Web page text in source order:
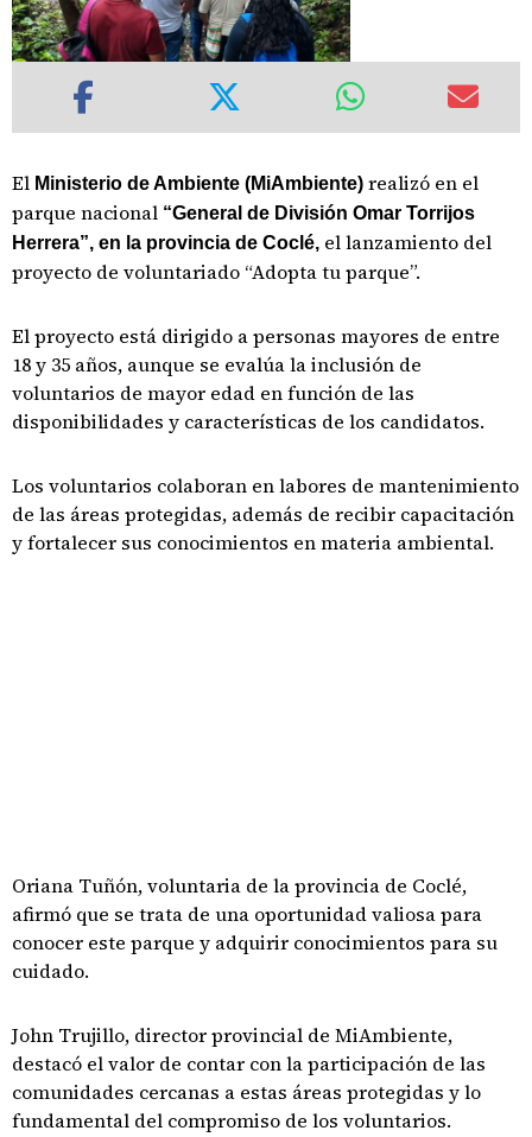
El Ministerio de Ambiente (MiAmbiente) realizó en el
parque nacional “General de División Omar Torrijos
Herrera”, en la provincia de Coclé, el lanzamiento del
proyecto de voluntariado “Adopta tu parque”.
El proyecto está dirigido a personas mayores de entre
18 y 35 años, aunque se evalúa la inclusión de
voluntarios de mayor edad en función de las
disponibilidades y características de los candidatos.
Los voluntarios colaboran en labores de mantenimiento
de las áreas protegidas, además de recibir capacitación
y fortalecer sus conocimientos en materia ambiental.
Oriana Tuñón, voluntaria de la provincia de Coclé,
afirmó que se trata de una oportunidad valiosa para
conocer este parque y adquirir conocimientos para su
cuidado.
John Trujillo, director provincial de MiAmbiente,
destacó el valor de contar con la participación de las
comunidades cercanas a estas áreas protegidas y lo
fundamental del compromiso de los voluntarios.